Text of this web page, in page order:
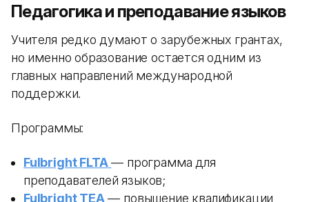
Педагогика и преподавание языков
Учителя редко думают о зарубежных грантах,
но именно образование остается одним из
главных направлений международной
поддержки.
Программы:
Fulbright FLTA — программа для
преподавателей языков;
Fulbright TEA— повышение квалификации